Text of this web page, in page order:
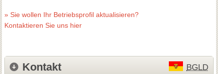
» Sie wollen Ihr Betriebsprofil aktualisieren?
Kontaktieren Sie uns hier
Kontakt BGLD